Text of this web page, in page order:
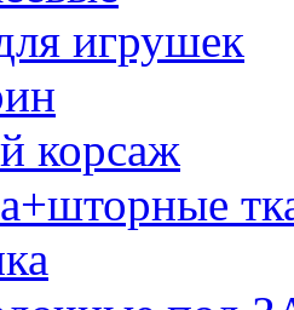
игрушек
корсаж